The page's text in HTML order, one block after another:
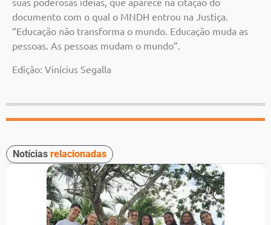
documento com o qual o MNDH entrou na Justiça.
“Educação não transforma o mundo. Educação muda as
pessoas. As pessoas mudam o mundo”.
Edição: Vinícius Segalla
Notícias relacionadas